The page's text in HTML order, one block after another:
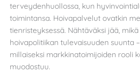
terveydenhuollossa, kun
toimintansa. Hoivapalvelut ovatkin
tienristeyksessä. Nähtäväksi jää,
hoivapolitiikan tulevaisuuden suunta
millaiseksi markkinatoimijoiden rooli
muodostuu.